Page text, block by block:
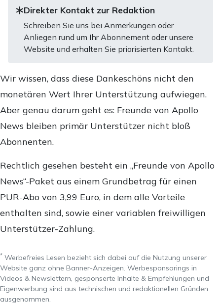
Direkter Kontakt zur Redaktion
Schreiben Sie uns bei Anmerkungen oder
Anliegen rund um Ihr Abonnement oder unsere
Website und erhalten Sie priorisierten Kontakt.
Wir wissen, dass diese Dankeschöns nicht den
monetären Wert Ihrer Unterstützung aufwiegen.
Aber genau darum geht es: Freunde von Apollo
News bleiben primär Unterstützer nicht bloß
Abonnenten.
Rechtlich gesehen besteht ein „Freunde von Apollo
News“-Paket aus einem Grundbetrag für einen
PUR-Abo von 3,99 Euro, in dem alle Vorteile
enthalten sind, sowie einer variablen freiwilligen
Unterstützer-Zahlung.
* Werbefreies Lesen bezieht sich dabei auf die Nutzung unserer
Website ganz ohne Banner-Anzeigen. Werbesponsorings in
Videos & Newslettern, gesponserte Inhalte & Empfehlungen und
Eigenwerbung sind aus technischen und redaktionellen Gründen
ausgenommen.